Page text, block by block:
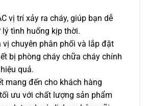
vị trí xảy ra cháy, giúp bạn dễ
tình huống kịp thời.
vị chuyên phân phối và lắp đặt
bị phòng cháy chữa cháy chính
quả.
mang đến cho khách hàng
ưu với chất lượng sản phẩm